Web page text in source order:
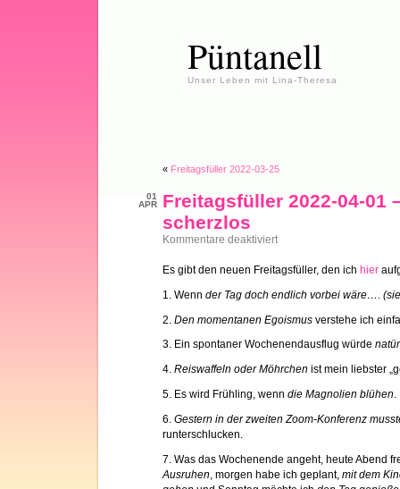
Püntanell
Unser Leben mit Lina-Theresa
« Freitagsfüller 2022-03-25
01
APR
Freitagsfüller 2022-04-01
scherzlos
Kommentare deaktiviertfür
04-
–
scherzlos
Es gibt den neuen Freitagsfüller, den ich hier
1. Wenn der Tag doch endlich vorbei wäre…
2. Den momentanen Egoismus verstehe ich
3. Ein spontaner Wochenendausflug würde
4. Reiswaffeln oder Möhrchen ist mein liebster
5. Es wird Frühling, wenn die Magnolien blühen.
6. Gestern in der zweiten Zoom-Konferenz
runterschlucken.
7. Was das Wochenende angeht, heute Abend
Ausruhen , morgen habe ich geplant, mit dem